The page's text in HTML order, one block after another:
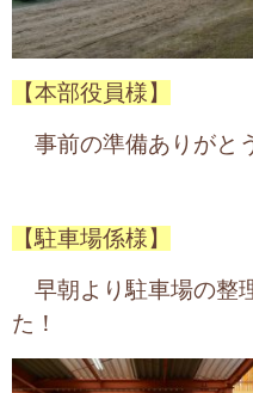
【本部役員様】
事前の準備ありがと
【駐車場係様】
早朝より駐車場の整
た！